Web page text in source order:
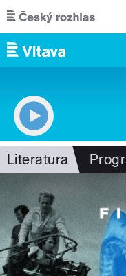
Přejít k hlavnímu obsahu
Literatura